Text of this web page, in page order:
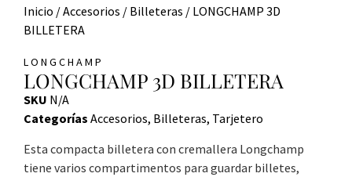
Inicio /Accesorios / Billeteras / LONGCHAMP 3D
BILLETERA
LONGCHAMP
LONGCHAMP 3D BILLETERA
SKU N/A
Categorías Accesorios, Billeteras, Tarjetero
Esta compacta billetera con cremallera Longchamp
tiene varios compartimentos para guardar billetes,